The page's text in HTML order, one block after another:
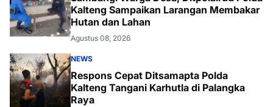
Kalteng Sampaikan Larangan Membakar
Hutan dan Lahan
Agustus 08, 2026
NEWS
Respons Cepat Ditsamapta Polda
Kalteng Tangani Karhutla di Palangka
Raya